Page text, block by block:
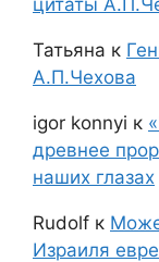
Татьяна к
А.П.Чехова
igor konnyi к
древнее
наших глазах
Rudolf к
Израиля